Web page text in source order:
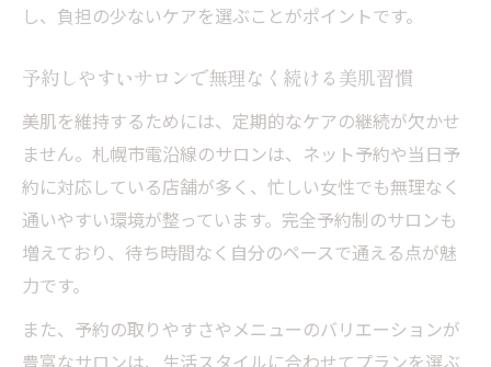
し、負担の少ないケアを選ぶことがポイントです。
予約しやすいサロンで無理なく続ける美肌習慣
美肌を維持するためには、定期的なケアの継続が欠かせ
ません。札幌市電沿線のサロンは、ネット予約や当日予
約に対応している店舗が多く、忙しい女性でも無理なく
通いやすい環境が整っています。完全予約制のサロンも
増えており、待ち時間なく自分のペースで通える点が魅
力です。
また、予約の取りやすさやメニューのバリエーションが
豊富なサロンは、生活スタイルに合わせてプランを選ぶ